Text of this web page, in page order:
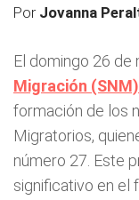
Por Jovanna
El domingo 26 de
Migración (SNM)
formación de los
Migratorios,
número 27. Este
significativo en el